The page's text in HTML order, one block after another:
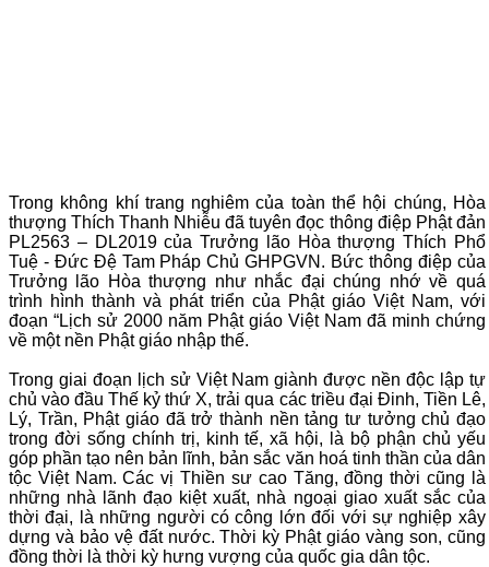
Trong không khí trang nghiêm của toàn thể hội chúng, Hòa
thượng Thích Thanh Nhiễu đã tuyên đọc thông điệp Phật đản
PL2563 – DL2019 của Trưởng lão Hòa thượng Thích Phổ
Tuệ - Đức Đệ Tam Pháp Chủ GHPGVN. Bức thông điệp của
Trưởng lão Hòa thượng như nhắc đại chúng nhớ về quá
trình hình thành và phát triển của Phật giáo Việt Nam, với
đoạn “Lịch sử 2000 năm Phật giáo Việt Nam đã minh chứng
về một nền Phật giáo nhập thế.
Trong giai đoạn lịch sử Việt Nam giành được nền độc lập tự
chủ vào đầu Thế kỷ thứ X, trải qua các triều đại Đinh, Tiền Lê,
Lý, Trần, Phật giáo đã trở thành nền tảng tư tưởng chủ đạo
trong đời sống chính trị, kinh tế, xã hội, là bộ phận chủ yếu
góp phần tạo nên bản lĩnh, bản sắc văn hoá tinh thần của dân
tộc Việt Nam. Các vị Thiền sư cao Tăng, đồng thời cũng là
những nhà lãnh đạo kiệt xuất, nhà ngoại giao xuất sắc của
thời đại, là những người có công lớn đối với sự nghiệp xây
dựng và bảo vệ đất nước. Thời kỳ Phật giáo vàng son, cũng
đồng thời là thời kỳ hưng vượng của quốc gia dân tộc.